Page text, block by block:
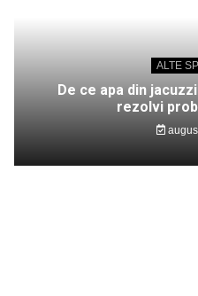
ALTE
De ce apa din
rezolvi